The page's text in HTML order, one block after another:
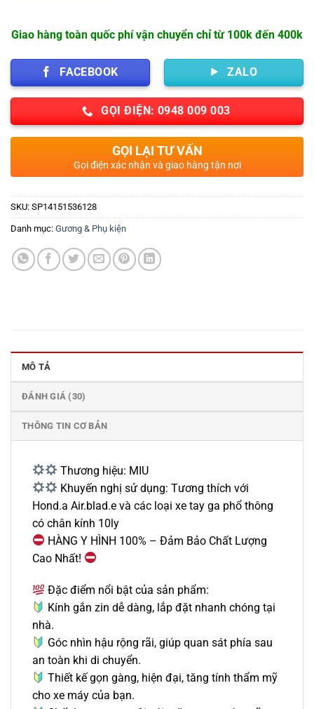
Giao hàng toàn quốc phí vận chuyển chỉ từ 100k đến 400k
FACEBOOK ZALO
GỌI ĐIỆN: 0948 009 003
GỌI LẠI TƯ VẤN
Gọi điện xác nhận và giao hàng tận nơi
SKU: SP14151536128
Danh mục: Gương & Phụ kiện
MÔ TẢ
ĐÁNH GIÁ (30)
THÔNG TIN CƠ BẢN
Thương hiệu: MIU
Khuyến nghị sử dụng: Tương thích với
Hond.a Air.blad.e và các loại xe tay ga phổ thông
có chân kính 10ly
HÀNG Y HÌNH 100% – Đảm Bảo Chất Lượng
Cao Nhất!
Đặc điểm nổi bật của sản phẩm:
Kính gắn zin dễ dàng, lắp đặt nhanh chóng tại
nhà.
Góc nhìn hậu rộng rãi, giúp quan sát phía sau
an toàn khi di chuyển.
Thiết kế gọn gàng, hiện đại, tăng tính thẩm mỹ
cho xe máy của bạn.